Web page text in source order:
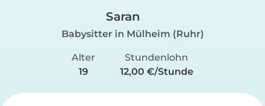
Saran
Babysitter in Mülheim (Ruhr)
Alter
19
Stundenlohn
12,00 €/Stunde